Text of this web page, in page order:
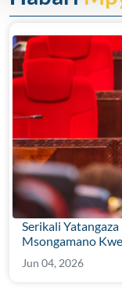
Serikali
Msongamano
Jun 04, 2026